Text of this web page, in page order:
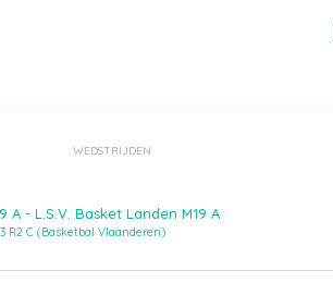
WEDSTRIJDEN
A - L.S.V. Basket Landen M19 A
R2 C (Basketbal Vlaanderen)